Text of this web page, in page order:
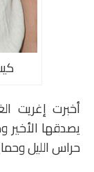
أخبرت إغريت
يصدقها الأخير
حراس الليل